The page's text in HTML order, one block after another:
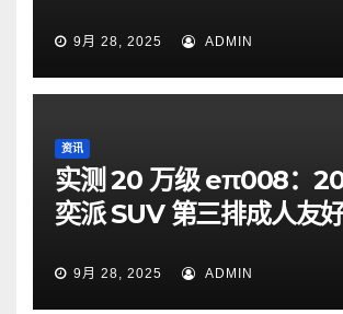
9月 28, 2025 ADMIN
资讯
实测 20 万级 eπ008：
奕派 SUV 第三排成人友
9月 28, 2025 ADMIN